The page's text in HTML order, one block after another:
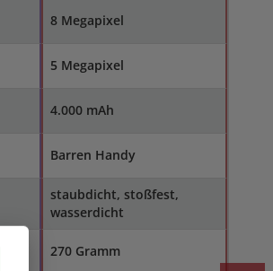
8 Megapixel
5 Megapixel
4.000 mAh
Barren Handy
staubdicht, stoßfest,
wasserdicht
270 Gramm